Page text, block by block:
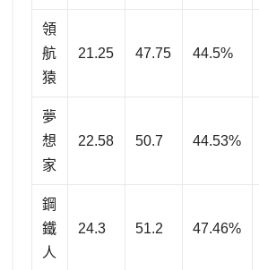
領
航
猿
21.25 47.75 44.5%
夢
想
家
22.58 50.7 44.53%
鋼
鐵
人
24.3 51.2 47.46%